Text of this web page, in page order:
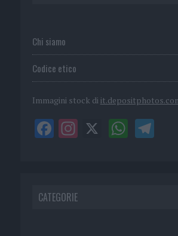
Chi siamo
Codice etico
Immagini stock di
CATEGORIE